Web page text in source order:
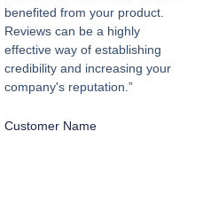
benefited from your product.
Reviews can be a highly
effective way of establishing
credibility and increasing your
company's reputation.”
Customer Name